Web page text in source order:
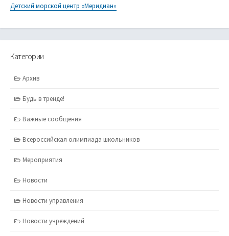
Детский морской центр «Меридиан»
Категории
Архив
Будь в тренде!
Важные сообщения
Всероссийская олимпиада школьников
Мероприятия
Новости
Новости управления
Новости учреждений